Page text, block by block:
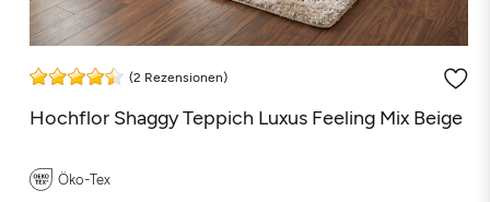
(2 Rezensionen)
Hochflor Shaggy Teppich Luxus Feeling Mix Beige
Öko-Tex